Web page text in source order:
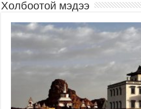
Холбоотой мэдээ